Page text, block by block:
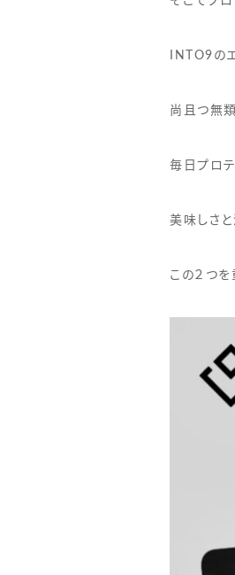
INTO9の
尚且つ無
毎日プロ
美味しさ
この２つ